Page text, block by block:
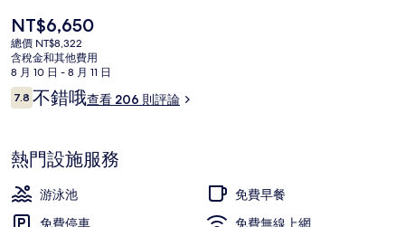
相
片
集
目
前
的
價
格
是
NT$6,650
總價 NT$8,322
含稅金和其他費用
8 月 10 日 - 8 月 11 日
評
論
7.87.8 分，滿分 10 分，
不錯哦查看 206 則評論
熱門設施服務
游泳池
免費早餐
免費停車
免費無線上網